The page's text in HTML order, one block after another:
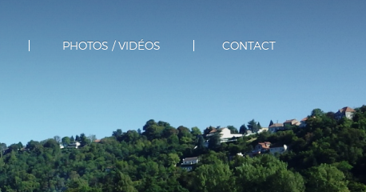
PHOTOS / VIDÉOS CONTACT